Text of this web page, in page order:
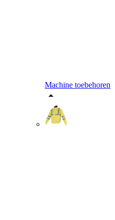
Machine toebehoren